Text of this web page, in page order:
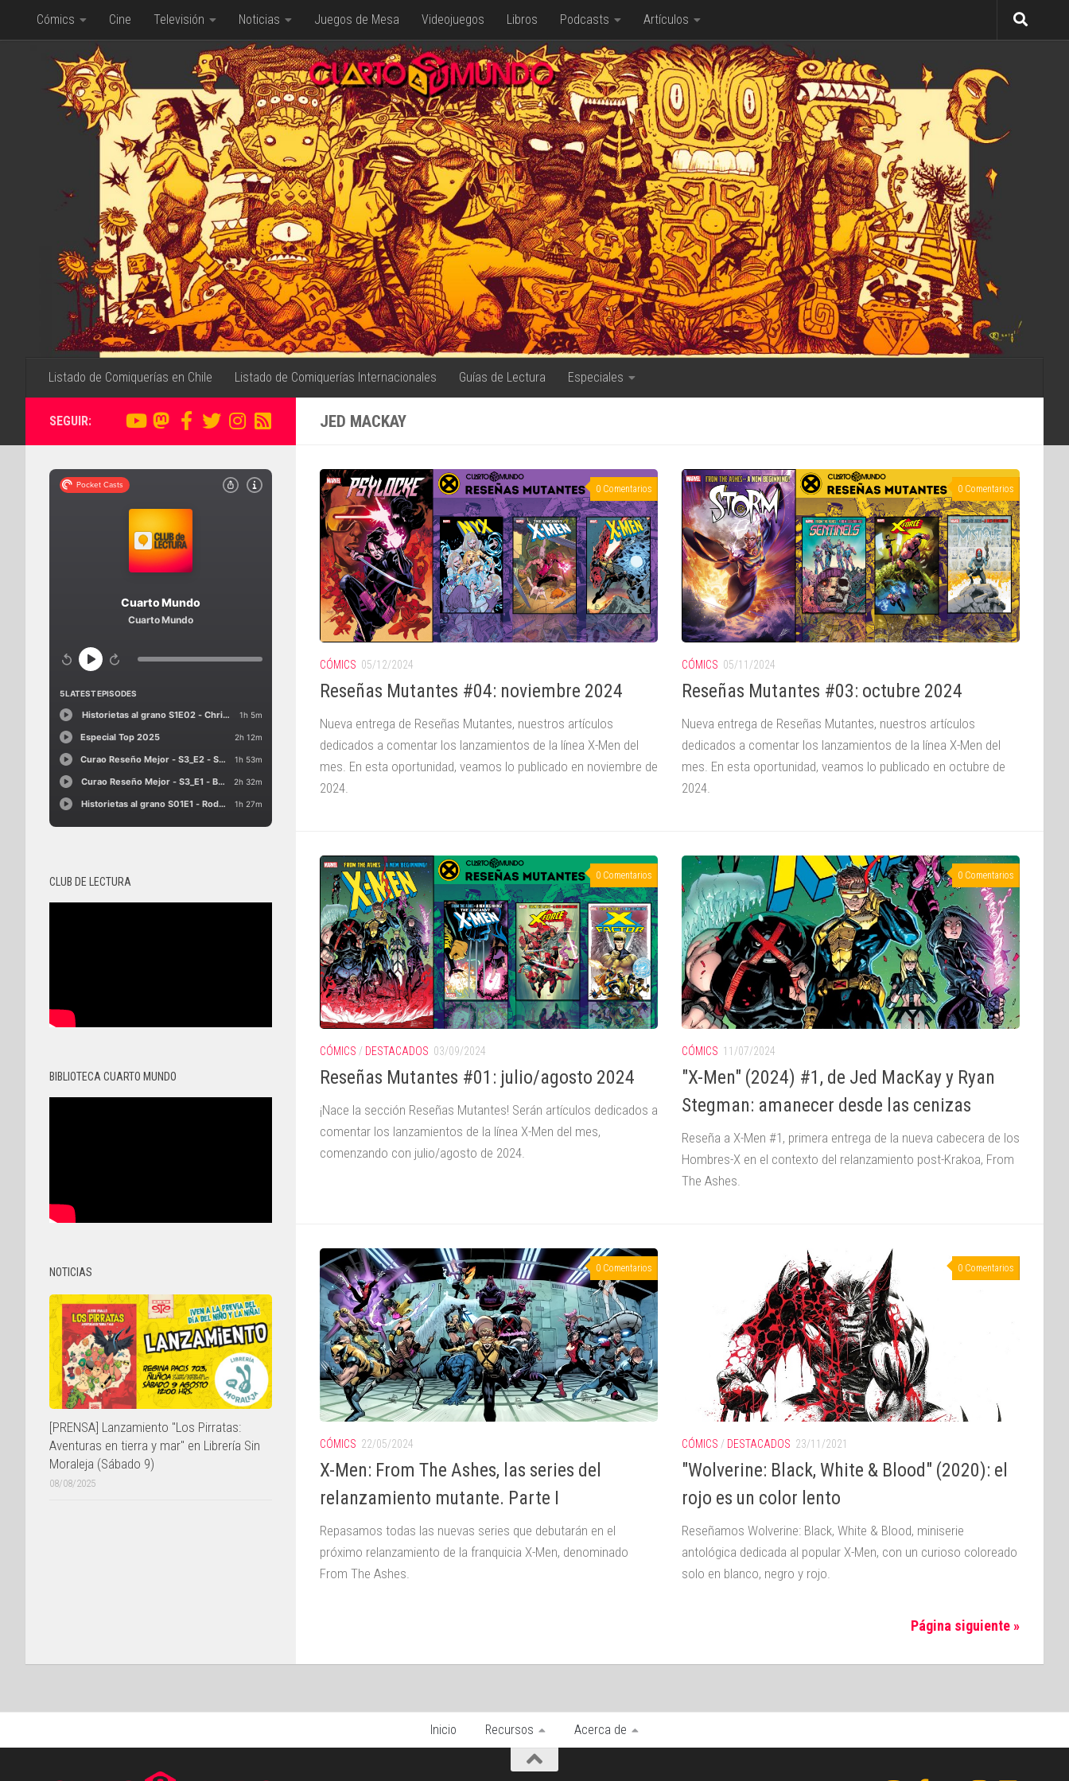
Saltar al contenido
Cómics Cine Televisión Noticias Juegos de Mesa Videojuegos Libros Podcasts Artículos
Listado de Comiquerías en Chile Listado de Comiquerías Internacionales Guías de Lectura Especiales
JED MACKAY
0 Comentarios
CÓMICS 05/12/2024
Reseñas Mutantes #04: noviembre 2024
Nueva entrega de Reseñas Mutantes, nuestros artículos
dedicados a comentar los lanzamientos de la línea X-Men del
mes. En esta oportunidad, veamos lo publicado en noviembre de
2024.
0 Comentarios
CÓMICS 05/11/2024
Reseñas Mutantes #03: octubre 2024
Nueva entrega de Reseñas Mutantes, nuestros artículos
dedicados a comentar los lanzamientos de la línea X-Men del
mes. En esta oportunidad, veamos lo publicado en octubre de
2024.
0 Comentarios
CÓMICS / DESTACADOS 03/09/2024
Reseñas Mutantes #01: julio/agosto 2024
¡Nace la sección Reseñas Mutantes! Serán artículos dedicados a
comentar los lanzamientos de la línea X-Men del mes,
comenzando con julio/agosto de 2024.
0 Comentarios
CÓMICS 11/07/2024
"X-Men" (2024) #1, de Jed MacKay y Ryan
Stegman: amanecer desde las cenizas
Reseña a X-Men #1, primera entrega de la nueva cabecera de los
Hombres-X en el contexto del relanzamiento post-Krakoa, From
The Ashes.
0 Comentarios
CÓMICS 22/05/2024
X-Men: From The Ashes, las series del
relanzamiento mutante. Parte I
Repasamos todas las nuevas series que debutarán en el
próximo relanzamiento de la franquicia X-Men, denominado
From The Ashes.
0 Comentarios
CÓMICS / DESTACADOS 23/11/2021
"Wolverine: Black, White & Blood" (2020): el
rojo es un color lento
Reseñamos Wolverine: Black, White & Blood, miniserie
antológica dedicada al popular X-Men, con un curioso coloreado
solo en blanco, negro y rojo.
Página siguiente »
SEGUIR:
CLUB DE LECTURA
BIBLIOTECA CUARTO MUNDO
NOTICIAS
[PRENSA] Lanzamiento "Los Pirratas:
Aventuras en tierra y mar" en Librería Sin
Moraleja (Sábado 9)
08/08/2025
Inicio Recursos Acerca de